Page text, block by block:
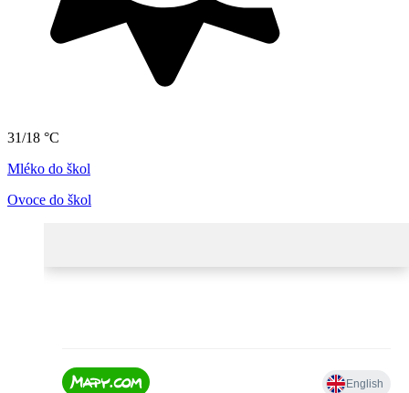
31/18 °C
Mléko do škol
Ovoce do škol